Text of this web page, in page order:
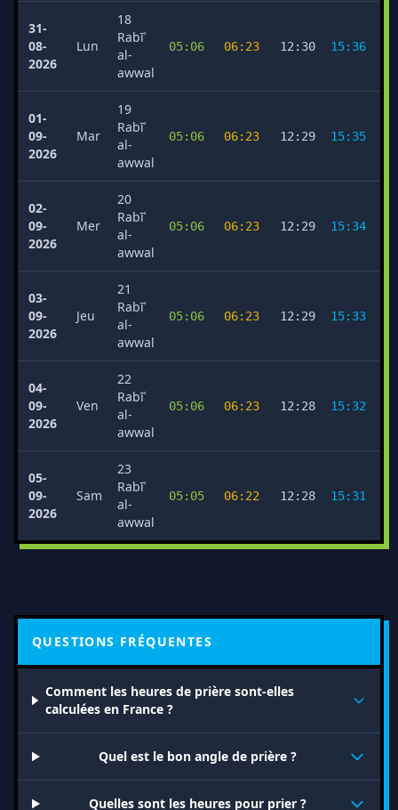
31-
08-
2026
Lun
18
Rabīʿ
al-
awwal
05:06 06:23 12:30 15:36
01-
09-
2026
Mar
19
Rabīʿ
al-
awwal
05:06 06:23 12:29 15:35
02-
09-
2026
Mer
20
Rabīʿ
al-
awwal
05:06 06:23 12:29 15:34
03-
09-
2026
Jeu
21
Rabīʿ
al-
awwal
05:06 06:23 12:29 15:33
04-
09-
2026
Ven
22
Rabīʿ
al-
awwal
05:06 06:23 12:28 15:32
05-
09-
2026
Sam
23
Rabīʿ
al-
awwal
05:05 06:22 12:28 15:31
QUESTIONS FRÉQUENTES
Comment les heures de prière sont-elles
calculées en France ?
Quel est le bon angle de prière ?
Quelles sont les heures pour prier ?